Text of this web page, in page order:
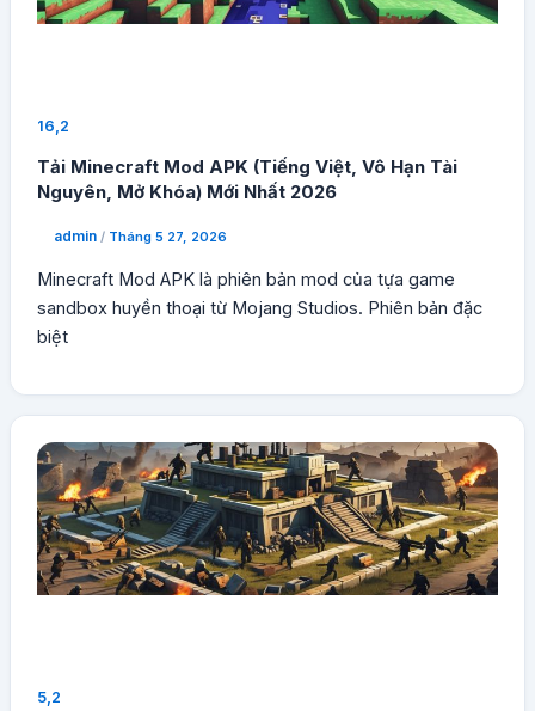
16,2
Tải Minecraft Mod APK (Tiếng Việt, Vô Hạn Tài
Nguyên, Mở Khóa) Mới Nhất 2026
admin / Tháng 5 27, 2026
Minecraft Mod APK là phiên bản mod của tựa game
sandbox huyền thoại từ Mojang Studios. Phiên bản đặc
biệt
5,2